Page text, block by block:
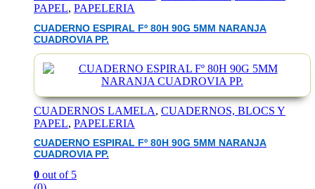
PAPEL, PAPELERIA
CUADERNO ESPIRAL Fº 80H 90G 5MM NARANJA
CUADROVIA PP.
CUADERNOS LAMELA, CUADERNOS, BLOCS Y
PAPEL, PAPELERIA
CUADERNO ESPIRAL Fº 80H 90G 5MM NARANJA
CUADROVIA PP.
0 out of 5